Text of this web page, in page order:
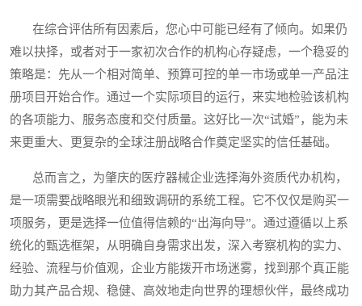
在综合评估所有因素后，您心中可能已经有了倾向。如果仍
难以抉择，或者对于一家初次合作的机构心存疑虑，一个稳妥的
策略是：先从一个相对简单、预算可控的单一市场或单一产品注
册项目开始合作。通过一个实际项目的运行，来实地检验该机构
的各项能力、服务态度和交付质量。这好比一次“试婚”，能为未
来更重大、更复杂的全球注册战略合作奠定坚实的信任基础。
总而言之，为肇庆的医疗器械企业选择海外资质代办机构，
是一项需要战略眼光和细致调研的系统工程。它不仅仅是购买一
项服务，更是选择一位值得信赖的“出海向导”。通过遵循以上系
统化的甄选框架，从明确自身需求出发，深入考察机构的实力、
经验、流程与价值观，企业方能拨开市场迷雾，找到那个真正能
助力其产品合规、稳健、高效地走向世界的理想伙伴，最终成功